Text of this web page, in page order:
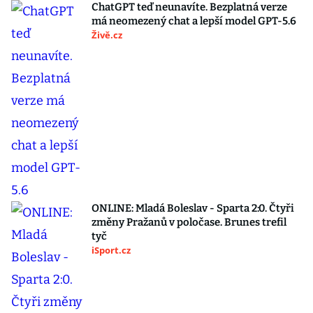
ChatGPT teď neunavíte. Bezplatná verze
má neomezený chat a lepší model GPT-5.6
Živě.cz
ONLINE: Mladá Boleslav - Sparta 2:0. Čtyři
změny Pražanů v poločase. Brunes trefil
tyč
iSport.cz